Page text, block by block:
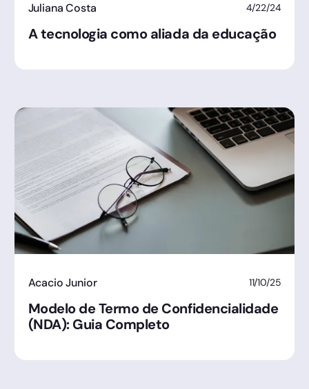
Juliana Costa 4/22/24
A tecnologia como aliada da educação
Acacio Junior 11/10/25
Modelo de Termo de Confidencialidade
(NDA): Guia Completo